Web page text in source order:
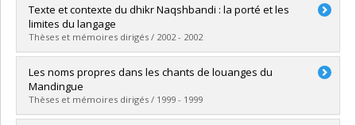
Diplômé(e) :Duval, Véronique
Cycle : Maîtrise
Diplôme obtenu :M. Sc.
Lien vers le document dans Papyrus
Texte et contexte du dhikr Naqshbandi : la porté et les
limites du langage
Thèses et mémoires dirigés / 2002 - 2002
Diplômé(e) :Champagne, Éric
Cycle :Maîtrise
Diplôme obtenu :M. Sc.
Lien vers le document dans Papyrus
Les noms propres dans les chants de louanges du
Mandingue
Thèses et mémoires dirigés / 1999 - 1999